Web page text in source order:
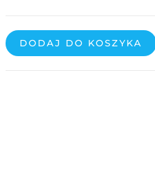
DODAJ DO KOSZYKA